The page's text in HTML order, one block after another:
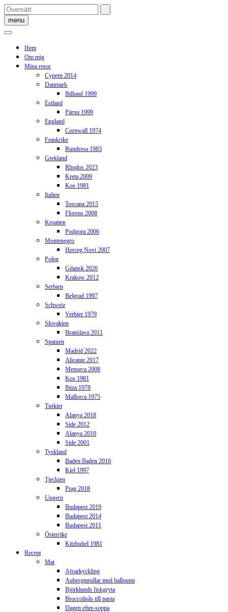
Skip
to
content
menu
Hem
Om mig
Mina resor
Cypern 2014
Danmark
Billund 1999
Estland
Pärnu 1999
England
Cornwall 1974
Frankrike
Rundresa 1983
Grekland
Rhodos 2023
Kreta 2009
Kos 1981
Italien
Toscana 2015
Florens 2008
Kroatien
Podgora 2006
Montenegro
Herceg Novi 2007
Polen
Gdansk 2026
Krakow 2012
Serbien
Belgrad 1997
Schweiz
Verbier 1979
Slovakien
Bratislava 2011
Spanien
Madrid 2022
Alicante 2017
Menorca 2008
Kos 1981
Ibiza 1978
Mallorca 1975
Turkiet
Alanya 2018
Side 2012
Alanya 2010
Side 2001
Tyskland
Baden Baden 2016
Kiel 1997
Tjeckien
Prag 2018
Ungern
Budapest 2019
Budapest 2014
Budapest 2011
Österrike
Kitzbuhel 1981
Recept
Mat
Ajvarkyckling
Auberginrullar med halloumi
Björklunds fiskgryta
Broccolisås till pasta
Dagen efter-soppa